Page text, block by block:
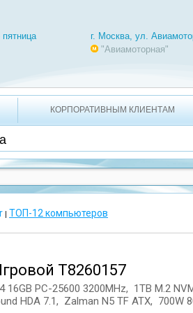
г. Москва, ул.
"Авиамоторная"
КОРПОРАТИВНЫМ КЛИЕНТАМ
| ТОП-12 компьютеров
T8260157
PC-25600 3200MHz, 1TB M.2
HDA 7.1, Zalman N5 TF ATX, 700W